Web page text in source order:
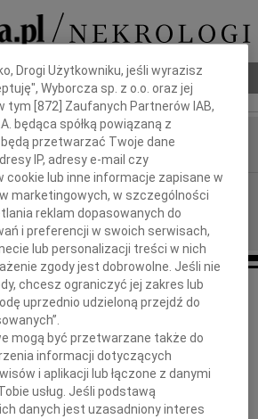
Poradnik pogrzebowy
Marzenie Kiedel
Drogi Użytkowniku, jeśli wyrazisz
Wyborcza sp. z o.o. oraz jej
tym [872 ] Zaufanych Partnerów IAB,
będąca spółką powiązaną z
będą przetwarzać Twoje dane
IP, adresy e-mail czy
cookie lub inne informacje zapisane w
marketingowych, w szczególności
reklam dopasowanych do
i preferencji w swoich serwisach,
lub personalizacji treści w nich
zgody jest dobrowolne. Jeśli nie
chcesz ograniczyć jej zakres lub
uprzednio udzieloną przejdź do
mogą być przetwarzane także do
informacji dotyczących
i aplikacji lub łączone z danymi
usług. Jeśli podstawą
danych jest uzasadniony interes